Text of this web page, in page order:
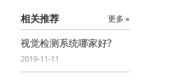
相关推荐 更多 »
视觉检测系统哪家好?
2019-11-11